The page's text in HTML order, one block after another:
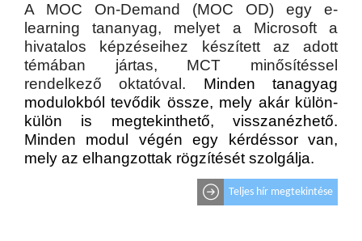
A MOC On-Demand (MOC OD) egy e-
learning tananyag, melyet a Microsoft a
hivatalos képzéseihez készített az adott
témában jártas, MCT minősítéssel
rendelkező oktatóval. Minden tanagyag
modulokból tevődik össze, mely akár külön-
külön is megtekinthető, visszanézhető.
Minden modul végén egy kérdéssor van,
mely az elhangzottak rögzítését szolgálja.
Teljes hír megtekintése